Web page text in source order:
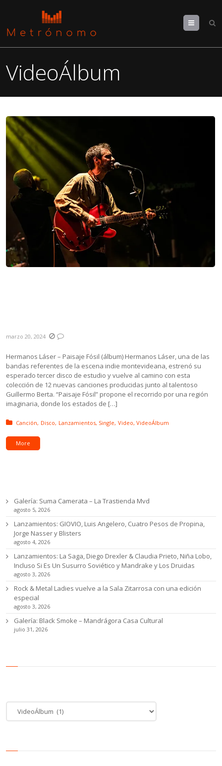
Menu
VideoÁlbum
marzo 20, 2024
Hermanos Láser – Paisaje Fósil (álbum) Hermanos Láser, una de las
bandas referentes de la escena indie montevideana, estrenó su
esperado tercer disco de estudio y vuelve al camino con esta
colección de 12 nuevas canciones producidas junto al talentoso
Guillermo Berta. “Paisaje Fósil” propone el recorrido por una región
imaginaria, donde los estados de […]
Posted in:
Canción Disco Lanzamientos Single Video VideoÁlbum
More
Galería: Suma Camerata – La Trastienda Mvd
agosto 5, 2026
Lanzamientos: GIOVIO, Luis Angelero, Cuatro Pesos de Propina,
Jorge Nasser y Blisters
agosto 4, 2026
Lanzamientos: La Saga, Diego Drexler & Claudia Prieto, Niña Lobo,
Incluso Si Es Un Susurro Soviético y Mandrake y Los Druidas
agosto 3, 2026
Rock & Metal Ladies vuelve a la Sala Zitarrosa con una edición
especial
agosto 3, 2026
Galería: Black Smoke – Mandrágora Casa Cultural
julio 31, 2026
Categoría
noticias